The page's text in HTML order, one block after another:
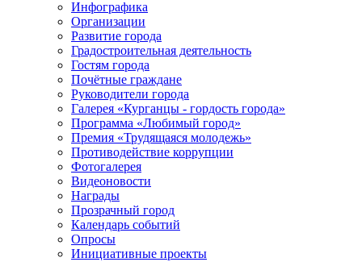
Инфографика
Организации
Развитие города
Градостроительная деятельность
Гостям города
Почётные граждане
Руководители города
Галерея «Курганцы - гордость города»
Программа «Любимый город»
Премия «Трудящаяся молодежь»
Противодействие коррупции
Фотогалерея
Видеоновости
Награды
Прозрачный город
Календарь событий
Опросы
Инициативные проекты